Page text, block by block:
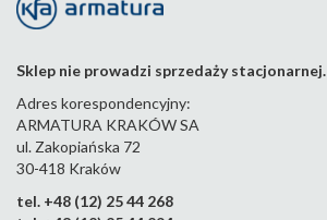
Sklep nie prowadzi sprzedaży stacjonarnej.
Adres korespondencyjny:
ARMATURA KRAKÓW SA
ul. Zakopiańska 72
30-418 Kraków
tel. +48 (12) 25 44 268